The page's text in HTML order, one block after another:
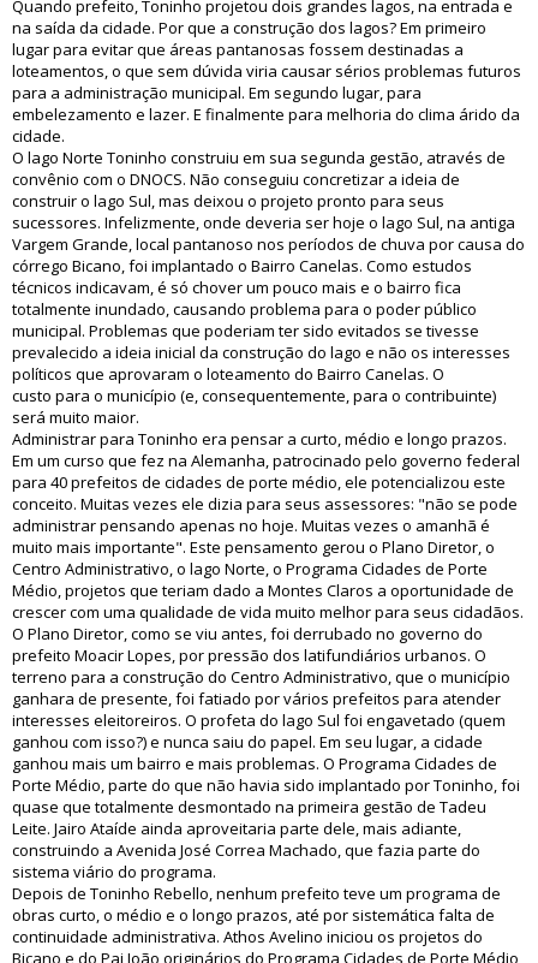
Quando prefeito, Toninho projetou dois grandes lagos, na entrada e
na saída da cidade. Por que a construção dos lagos? Em primeiro
lugar para evitar que áreas pantanosas fossem destinadas a
loteamentos, o que sem dúvida viria causar sérios problemas futuros
para a administração municipal. Em segundo lugar, para
embelezamento e lazer. E finalmente para melhoria do clima árido da
cidade.
O lago Norte Toninho construiu em sua segunda gestão, através de
convênio com o DNOCS. Não conseguiu concretizar a ideia de
construir o lago Sul, mas deixou o projeto pronto para seus
sucessores. Infelizmente, onde deveria ser hoje o lago Sul, na antiga
Vargem Grande, local pantanoso nos períodos de chuva por causa do
córrego Bicano, foi implantado o Bairro Canelas. Como estudos
técnicos indicavam, é só chover um pouco mais e o bairro fica
totalmente inundado, causando problema para o poder público
municipal. Problemas que poderiam ter sido evitados se tivesse
prevalecido a ideia inicial da construção do lago e não os interesses
políticos que aprovaram o loteamento do Bairro Canelas. O
custo para o município (e, consequentemente, para o contribuinte)
será muito maior.
Administrar para Toninho era pensar a curto, médio e longo prazos.
Em um curso que fez na Alemanha, patrocinado pelo governo federal
para 40 prefeitos de cidades de porte médio, ele potencializou este
conceito. Muitas vezes ele dizia para seus assessores: "não se pode
administrar pensando apenas no hoje. Muitas vezes o amanhã é
muito mais importante". Este pensamento gerou o Plano Diretor, o
Centro Administrativo, o lago Norte, o Programa Cidades de Porte
Médio, projetos que teriam dado a Montes Claros a oportunidade de
crescer com uma qualidade de vida muito melhor para seus cidadãos.
O Plano Diretor, como se viu antes, foi derrubado no governo do
prefeito Moacir Lopes, por pressão dos latifundiários urbanos. O
terreno para a construção do Centro Administrativo, que o município
ganhara de presente, foi fatiado por vários prefeitos para atender
interesses eleitoreiros. O profeta do lago Sul foi engavetado (quem
ganhou com isso?) e nunca saiu do papel. Em seu lugar, a cidade
ganhou mais um bairro e mais problemas. O Programa Cidades de
Porte Médio, parte do que não havia sido implantado por Toninho, foi
quase que totalmente desmontado na primeira gestão de Tadeu
Leite. Jairo Ataíde ainda aproveitaria parte dele, mais adiante,
construindo a Avenida José Correa Machado, que fazia parte do
sistema viário do programa.
Depois de Toninho Rebello, nenhum prefeito teve um programa de
obras curto, o médio e o longo prazos, até por sistemática falta de
continuidade administrativa. Athos Avelino iniciou os projetos do
Bicano e do Pai João originários do Programa Cidades de Porte Médio,